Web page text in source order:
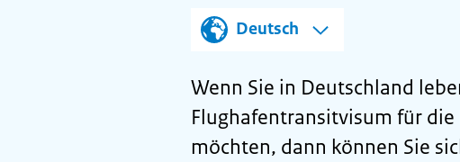
Deutsch
Wenn Sie in Deutschland
Flughafentransitvisum für
möchten, dann können Sie